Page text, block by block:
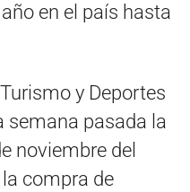
en el país hasta
y Deportes
semana pasada la
noviembre del
compra de